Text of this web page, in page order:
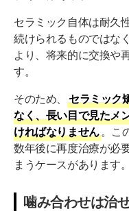
セラミック自体は耐久
続けられるものではな
より、将来的に交換や
す。
そのため、
セラミック
なく、長い目で見たメ
ければなりません。こ
数年後に再度治療が必
まうケースがあります。
噛み合わせは治